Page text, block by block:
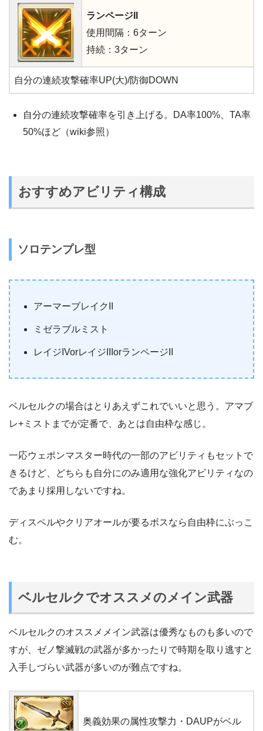
ランページII
使用間隔：6ターン
持続：3ターン
自分の連続攻撃確率UP(大)/防御DOWN
自分の連続攻撃確率を引き上げる。DA率100%、TA率
50%ほど（wiki参照）
おすすめアビリティ構成
ソロテンプレ型
アーマーブレイクII
ミゼラブルミスト
レイジIVorレイジIIIorランページII
ベルセルクの場合はとりあえずこれでいいと思う。アマブ
レ+ミストまでが定番で、あとは自由枠な感じ。
一応ウェポンマスター時代の一部のアビリティもセットで
きるけど、どちらも自分にのみ適用な強化アビリティなの
であまり採用しないですね。
ディスペルやクリアオールが要るボスなら自由枠にぶっこ
む。
ベルセルクでオススメのメイン武器
ベルセルクのオススメメイン武器は優秀なものも多いので
すが、ゼノ撃滅戦の武器が多かったりで時期を取り逃すと
入手しづらい武器が多いのが難点ですね。
奥義効果の属性攻撃力・DAUPがベル